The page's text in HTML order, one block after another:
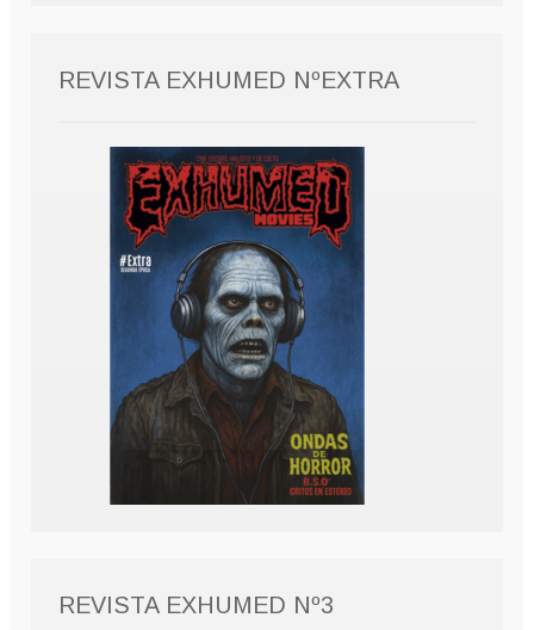
REVISTA EXHUMED NºEXTRA
REVISTA EXHUMED Nº3